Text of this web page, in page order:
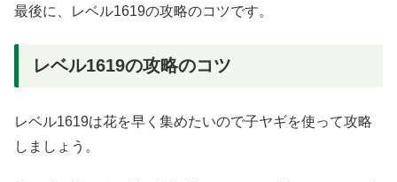
最後に、レベル1619の攻略のコツです。
レベル1619の攻略のコツ
レベル1619は花を早く集めたいので子ヤギを使って攻略
しましょう。